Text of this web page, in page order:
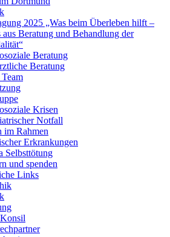
2025 „Was beim Überleben hilft –
aus Beratung und Behandlung der
Beratung
Beratung
Krisen
Notfall
im Rahmen
Erkrankungen
Selbsttötung
und spenden
Links